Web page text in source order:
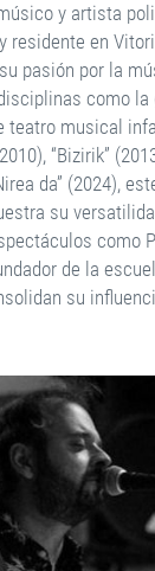
y artista
residente en
pasión por la
como
teatro musical
“Bizirik”
da” (2024),
su
como
de la
su